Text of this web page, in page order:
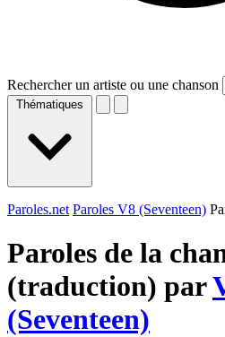
Rechercher un artiste ou une chanson
Thématiques
Paroles.net Paroles V8 (Seventeen)
Paroles de la
(traduction) par
(Seventeen)